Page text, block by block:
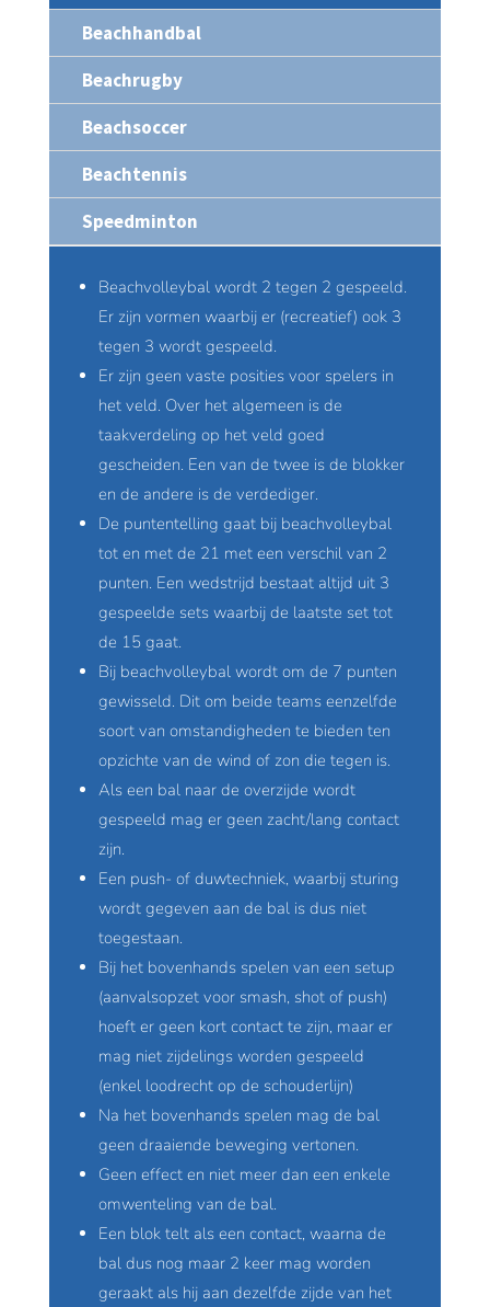
Beachhandbal
Beachrugby
Beachsoccer
Beachtennis
Speedminton
Beachvolleybal wordt 2 tegen 2 gespeeld.
Er zijn vormen waarbij er (recreatief) ook 3
tegen 3 wordt gespeeld.
Er zijn geen vaste posities voor spelers in
het veld. Over het algemeen is de
taakverdeling op het veld goed
gescheiden. Een van de twee is de blokker
en de andere is de verdediger.
De puntentelling gaat bij beachvolleybal
tot en met de 21 met een verschil van 2
punten. Een wedstrijd bestaat altijd uit 3
gespeelde sets waarbij de laatste set tot
de 15 gaat.
Bij beachvolleybal wordt om de 7 punten
gewisseld. Dit om beide teams eenzelfde
soort van omstandigheden te bieden ten
opzichte van de wind of zon die tegen is.
Als een bal naar de overzijde wordt
gespeeld mag er geen zacht/lang contact
zijn.
Een push- of duwtechniek, waarbij sturing
wordt gegeven aan de bal is dus niet
toegestaan.
Bij het bovenhands spelen van een setup
(aanvalsopzet voor smash, shot of push)
hoeft er geen kort contact te zijn, maar er
mag niet zijdelings worden gespeeld
(enkel loodrecht op de schouderlijn)
Na het bovenhands spelen mag de bal
geen draaiende beweging vertonen.
Geen effect en niet meer dan een enkele
omwenteling van de bal.
Een blok telt als een contact, waarna de
bal dus nog maar 2 keer mag worden
geraakt als hij aan dezelfde zijde van het